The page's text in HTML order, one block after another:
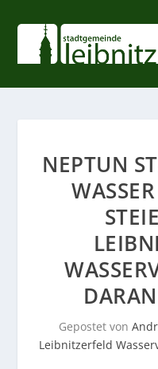
NEPTUN
Gepostet von
Leibnitzerfeld